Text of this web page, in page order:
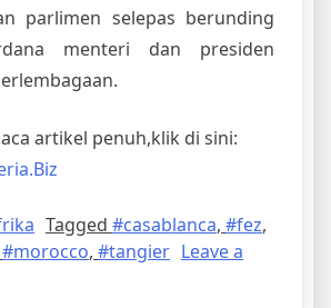
parlimen selepas berunding
menteri dan presiden
artikel penuh,klik di sini:
Tagged #casablanca, #fez,
#morocco, #tangier Leave a